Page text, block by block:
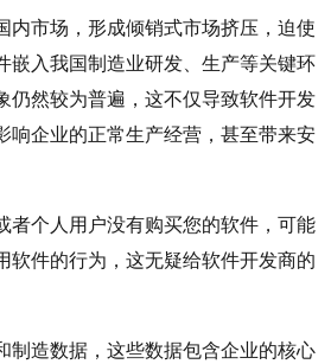
市场，形成倾销式市场挤压，迫使
嵌入我国制造业研发、生产等关键环
仍然较为普遍，这不仅导致软件开发
响企业的正常生产经营，甚至带来安
者个人用户没有购买您的软件，可能
件的行为，这无疑给软件开发商的
制造数据，这些数据包含企业的核心